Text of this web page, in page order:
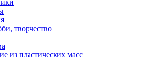
творчество
из пластических масс